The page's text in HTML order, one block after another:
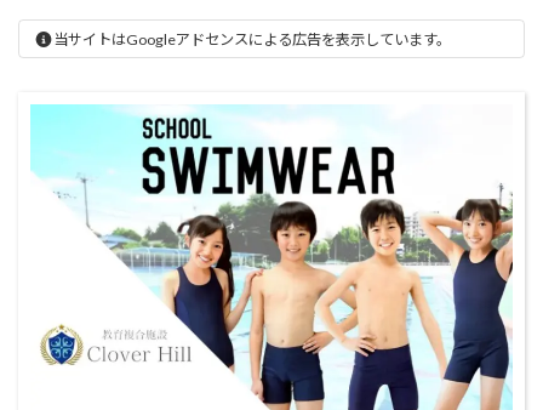
当サイトはGoogleアドセンスによる広告を表示しています。